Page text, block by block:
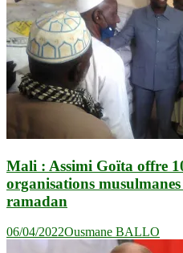
Mali : Assimi Goïta offre
organisations
ramadan
06/04/2022Ousmane BALLO